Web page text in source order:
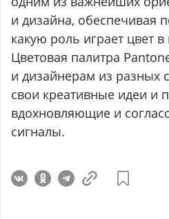
и дизайна, обеспечивая
какую роль играет цвет
Цветовая палитра
и дизайнерам из разных
свои креативные идеи и
вдохновляющие и
сигналы.